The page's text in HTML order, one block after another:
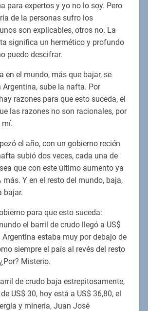
para expertos y yo no lo soy. Pero
de la personas sufro los
son explicables, otros no. La
significa un hermético y profundo
puedo descifrar.
en el mundo, más que bajar, se
Argentina, sube la nafta. Por
razones para que esto suceda, el
las razones no son racionales, por
mí.
el año, con un gobierno recién
subió dos veces, cada una de
que con este último aumento ya
más. Y en el resto del mundo, baja,
bajar.
para que esto suceda:
el barril de crudo llegó a US$
Argentina estaba muy por debajo de
siempre el país al revés del resto
Misterio.
de crudo baja estrepitosamente,
US$ 30, hoy está a US$ 36,80, el
y minería, Juan José